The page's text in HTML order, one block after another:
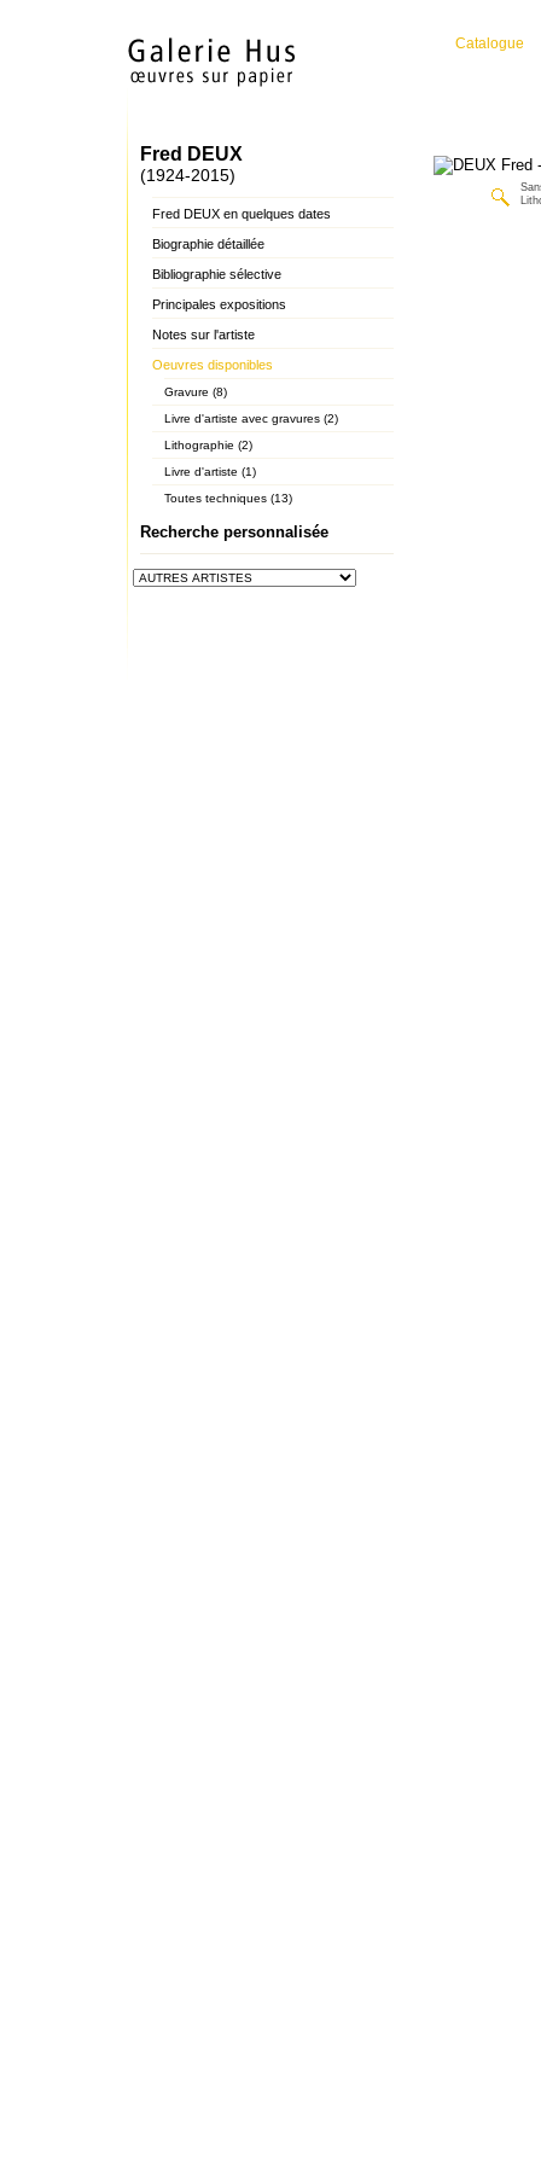
Catalogue
Fred DEUX
(1924-2015)
Fred DEUX en quelques dates
Biographie détaillée
Bibliographie sélective
Principales expositions
Notes sur l'artiste
Oeuvres disponibles
Gravure (8)
Livre d'artiste avec gravures (2)
Lithographie (2)
Livre d'artiste (1)
Toutes techniques (13)
Recherche personnalisée